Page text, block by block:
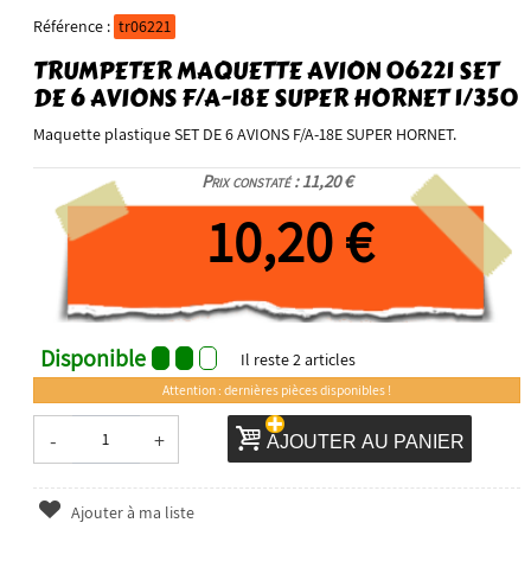
Référence : tr06221
TRUMPETER MAQUETTE AVION 06221 SET
DE 6 AVIONS F/A-18E SUPER HORNET 1/350
Maquette plastique SET DE 6 AVIONS F/A-18E SUPER HORNET.
Prix constaté : 11,20 €
10,20 €
Disponible Il reste2articles
Attention : dernières pièces disponibles !
- + AJOUTER AU PANIER
Ajouter à ma liste